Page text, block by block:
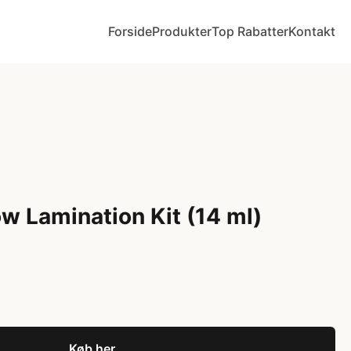
ForsideProdukterTop RabatterKontakt
Lamination Kit (14 ml)